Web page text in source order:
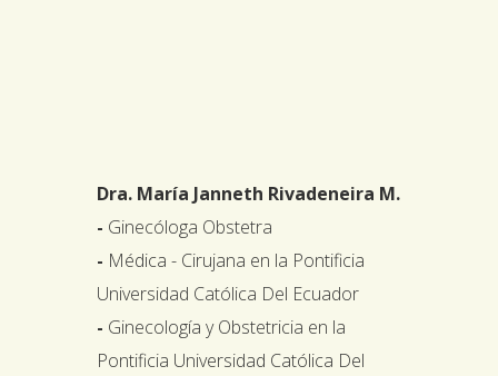
Dra. María Janneth Rivadeneira M.
- Ginecóloga Obstetra
- Médica - Cirujana en la Pontificia
Universidad Católica Del Ecuador
- Ginecología y Obstetricia en la
Pontificia Universidad Católica Del